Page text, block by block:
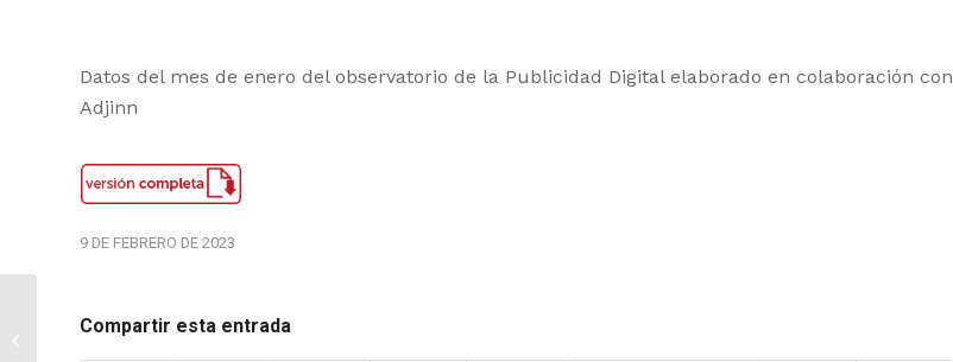
Datos del mes de enero del observatorio de la Publicidad Digital elaborado en colaboración con
Adjinn
9 DE FEBRERO DE 2023
Compartir esta entrada
Estudio Audio Digital